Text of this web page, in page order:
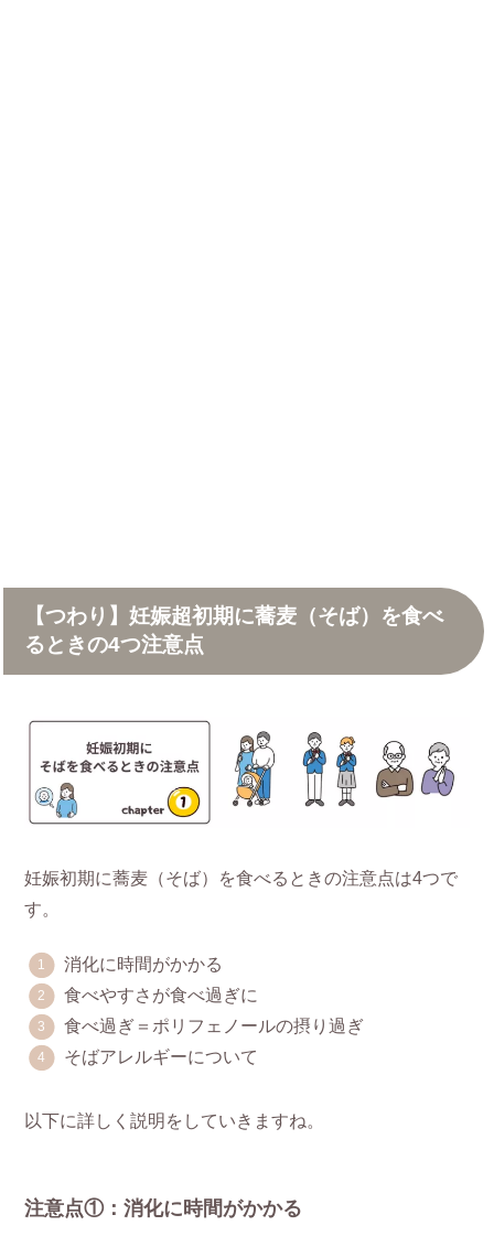
【つわり】妊娠超初期に蕎麦（そば）を食べ
るときの4つ注意点
妊娠初期に蕎麦（そば）を食べるときの注意点は4つで
す。
消化に時間がかかる
食べやすさが食べ過ぎに
食べ過ぎ＝ポリフェノールの摂り過ぎ
そばアレルギーについて
以下に詳しく説明をしていきますね。
注意点①：消化に時間がかかる